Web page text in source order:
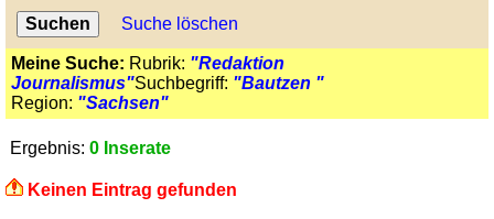
Suche löschen
Meine Suche: Rubrik: "Redaktion
Journalismus"Suchbegriff: "Bautzen "
Region: "Sachsen"
Ergebnis: 0 Inserate
Keinen Eintrag gefunden